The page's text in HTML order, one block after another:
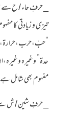
_ حرفِ حاء / ح سے
تیزی و زیادتی کا
حدة” وغيرہ
مفہوم بھی شامل
_ حرفِ شین / ش سے